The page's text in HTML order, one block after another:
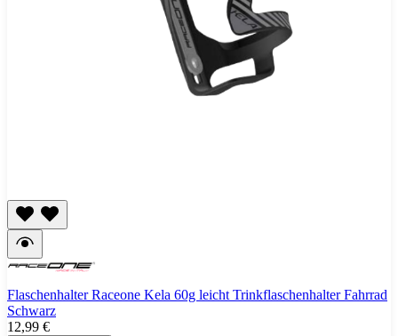
Flaschenhalter Raceone Kela 60g leicht Trinkflaschenhalter Fahrrad
Schwarz
12,99 €